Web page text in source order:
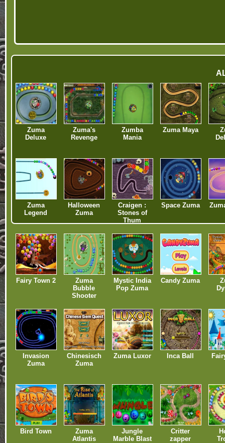
Zuma
Deluxe
Zuma's
Revenge
Zumba
Mania
Zuma Maya
Zuma
Legend
Halloween
Zuma
Craigen :
Stones of
Thum
Space Zuma
Fairy Town 2
Zuma
Bubble
Shooter
Mystic India
Pop Zuma
Candy Zuma
Invasion
Zuma
Chinesisch
Zuma
Zuma Luxor Inca Ball
Bird Town
Zuma
Atlantis
Jungle
Marble Blast
Critter
zapper